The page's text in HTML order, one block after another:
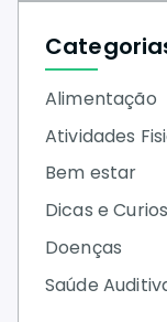
Alimentação
Atividades
Bem estar
Dicas e
Doenças
Saúde